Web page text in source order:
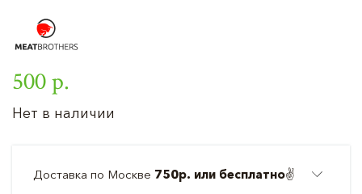
500 р.
Нет в наличии
Доставка по Москве 750р. или бесплатно✌️